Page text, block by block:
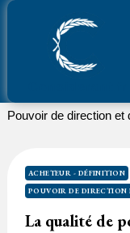
Aller
Pouvoir de direction et
ACHETEUR - DÉFINITION
POUVOIR DE DIRECTION
La qualité de